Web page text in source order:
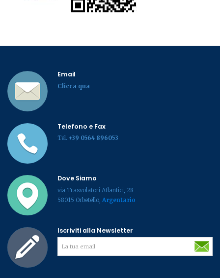
Email
Clicca qua
Telefono e Fax
Tel. +39 0564 896053
Dove Siamo
via Trasvolatori Atlantici, 28
58015 Orbetello, Argentario
Iscriviti alla Newsletter